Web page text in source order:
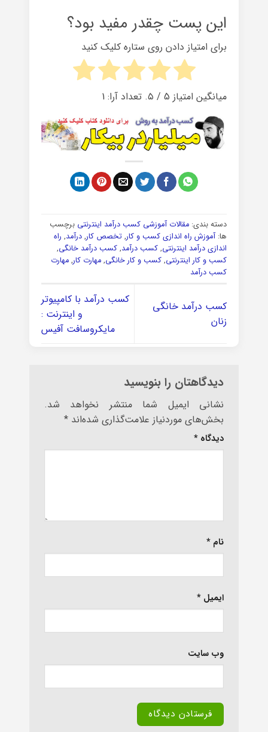
این پست چقدر مفید بود؟
برای امتیاز دادن روی ستاره کلیک کنید
میانگین امتیاز 5/ ۵. تعداد آرا: 1
دسته بندی: مقالات آموزشی کسب درآمد اینترنتی برچسب
ها:آموزش راه اندازی کسب و کار, تخصص کار, درآمد, راه
اندازی درآمد اینترنتی, کسب درآمد, کسب درآمد خانگی,
کسب و کار اینترنتی, کسب و کار خانگی, مهارت کار, مهارت
کسب درآمد
کسب درآمد خانگی
زنان
کسب درآمد با کامپیوتر
و اینترنت :
مایکروسافت آفیس
دیدگاهتان را بنویسید
نشانی ایمیل شما منتشر نخواهد شد.
بخش‌های موردنیاز علامت‌گذاری شده‌اند *
دیدگاه *
نام *
ایمیل *
وب‌ سایت